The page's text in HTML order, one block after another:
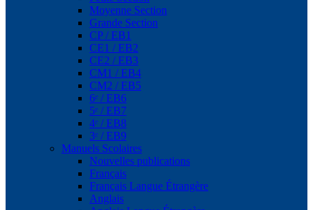
Moyenne Section
Grande Section
CP / EB1
CE1 / EB2
CE2 / EB3
CM1 / EB4
CM2 / EB5
6ᵉ / EB6
5ᵉ / EB7
4ᵉ / EB8
3ᵉ / EB9
Manuels Scolaires
Nouvelles publications
Français
Français Langue Étrangère
Anglais